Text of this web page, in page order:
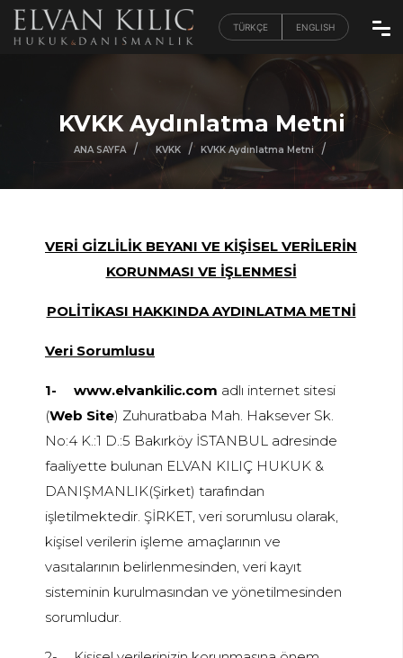
TÜRKÇE ENGLISH
KVKK Aydınlatma Metni
ANA SAYFA / KVKK / KVKK Aydınlatma Metni /
VERİ GİZLİLİK BEYANI VE KİŞİSEL VERİLERİN
KORUNMASI VE İŞLENMESİ
POLİTİKASI HAKKINDA AYDINLATMA METNİ
Veri Sorumlusu
1- www.elvankilic.com adlı internet sitesi
(Web Site) Zuhuratbaba Mah. Haksever Sk.
No:4 K.:1 D.:5 Bakırköy İSTANBUL adresinde
faaliyette bulunan ELVAN KILIÇ HUKUK &
DANIŞMANLIK(Şirket) tarafından
işletilmektedir. ŞİRKET, veri sorumlusu olarak,
kişisel verilerin işleme amaçlarının ve
vasıtalarının belirlenmesinden, veri kayıt
sisteminin kurulmasından ve yönetilmesinden
sorumludur.